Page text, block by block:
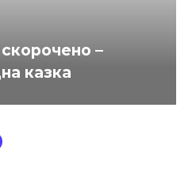
скорочено –
казка